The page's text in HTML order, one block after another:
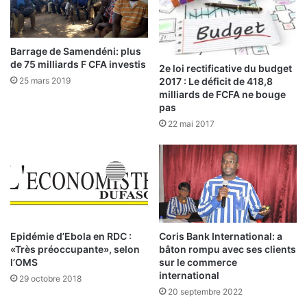
L
e
d
é
f
t
a
p
a
e
Barrage de Samendéni: plus
de 75 milliards F CFA investis
25 mars 2019
2e loi rectificative du budget
2017 : Le déficit de 418,8
milliards de FCFA ne bouge
pas
22 mai 2017
Epidémie d’Ebola en RDC :
«Très préoccupante», selon
l’OMS
29 octobre 2018
Coris Bank International: a
bâton rompu avec ses clients
sur le commerce
international
20 septembre 2022